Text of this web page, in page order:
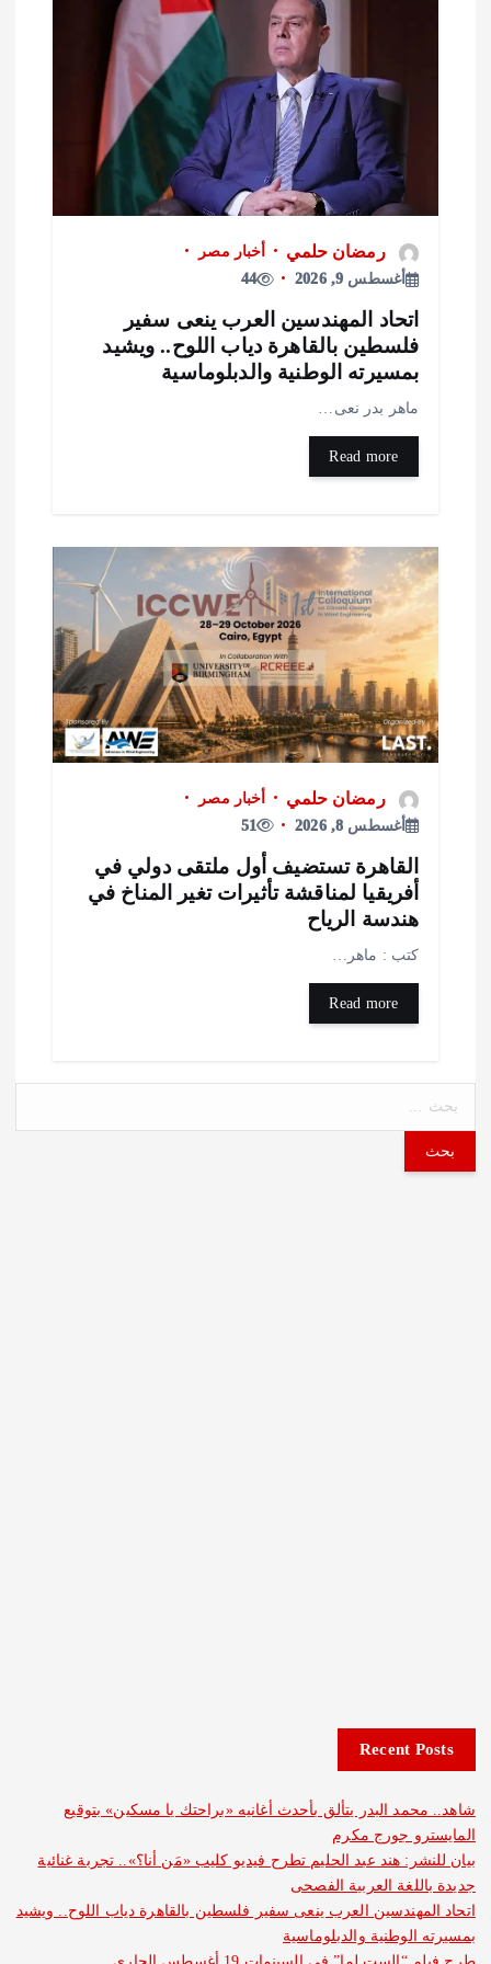
رمضان حلمي
أخبار مصر
أغسطس 9, 2026
44
المهندسين العرب ينعى سفير
بالقاهرة دياب اللوح.. ويشيد
الوطنية والدبلوماسية
بدر نعى…
رمضان حلمي
أخبار مصر
51
تستضيف أول ملتقى دولي في
لمناقشة تأثيرات تغير المناخ في
الرياح
: ماهر…
Recent
البدر يتألق بأحدث أغانيه «براحتك يا مسكين» بتوقيع
جورج مكرم
هند عبد الحليم تطرح فيديو كليب «مَن أنا؟».. تجربة غنائية
العربية الفصحى
العرب ينعى سفير فلسطين بالقاهرة دياب اللوح.. ويشيد
والدبلوماسية
لما” فى السينمات 19 أغسطس الجاري